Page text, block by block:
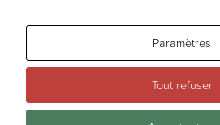
Paramètres
Tout refuser